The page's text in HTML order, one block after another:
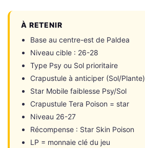
À RETENIR
Base au centre-est de Paldea
Niveau cible : 26-28
Type Psy ou Sol prioritaire
Crapustule à anticiper (Sol/Plante)
Star Mobile faiblesse Psy/Sol
Crapustule Tera Poison = star
Niveau 26-27
Récompense : Star Skin Poison
LP = monnaie clé du jeu